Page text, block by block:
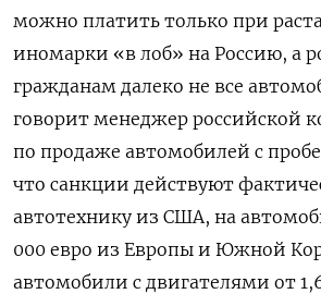
можно платить только при
иномарки «в лоб» на Россию, а
гражданам далеко не все
говорит менеджер российской
по продаже автомобилей с
что санкции действуют
автотехнику из США, на
000 евро из Европы и Южной
автомобили с двигателями от